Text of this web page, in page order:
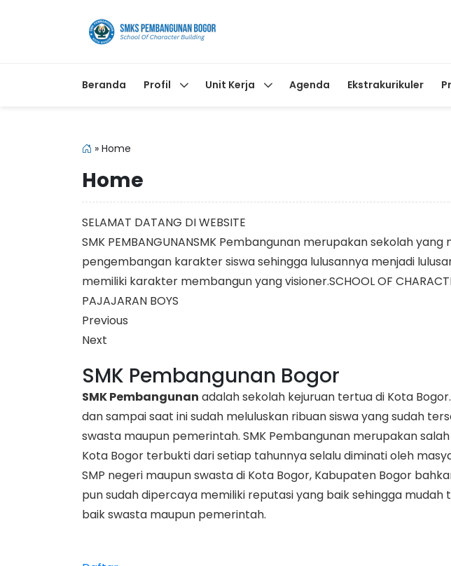
Beranda Profil Unit Kerja Agenda Ekstrakurikuler
» Home
Home
SELAMAT DATANG DI WEBSITE
SMK PEMBANGUNANSMK Pembangunan merupakan sekolah
pengembangan karakter siswa sehingga lulusannya menjadi
memiliki karakter membangun yang visioner.SCHOOL OF
PAJAJARAN BOYS
Previous
Next
SMK Pembangunan Bogor
SMK Pembangunan adalah sekolah kejuruan tertua di Kota
dan sampai saat ini sudah meluluskan ribuan siswa yang sudah
swasta maupun pemerintah. SMK Pembangunan merupakan
Kota Bogor terbukti dari setiap tahunnya selalu diminati oleh
SMP negeri maupun swasta di Kota Bogor, Kabupaten Bogor
pun sudah dipercaya memiliki reputasi yang baik sehingga mudah
baik swasta maupun pemerintah.